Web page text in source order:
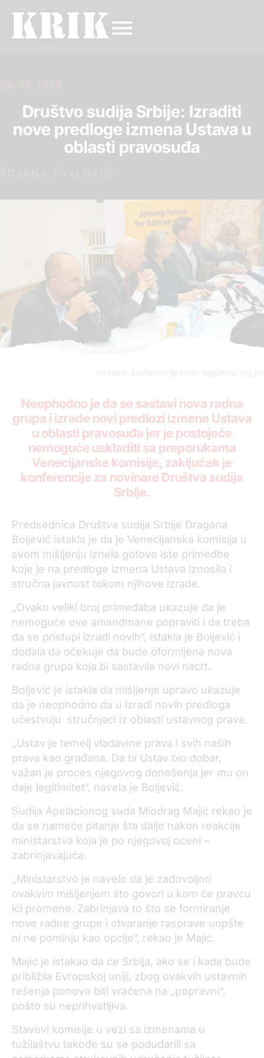
28.06.2018.
Društvo sudija Srbije: Izraditi
nove predloge izmena Ustava u
oblasti pravosuđa
Učesnici konferencije (foto: bgcentar.org.rs)
Neophodno je da se sastavi nova radna
grupa i izrade novi predlozi izmena Ustava
u oblasti pravosuđa jer je postojeće
nemoguće uskladiti sa preporukama
Venecijanske komisije, zaključak je
konferencije za novinare Društva sudija
Srbije.
Predsednica Društva sudija Srbije Dragana
Boljević istakla je da je Venecijanska komisija u
svom mišljenju iznela gotovo iste primedbe
koje je na predloge izmena Ustava iznosila i
stručna javnost tokom njihove izrade.
„Ovako veliki broj primedaba ukazuje da je
nemoguće ove amandmane popraviti i da treba
da se pristupi izradi novih“, istakla je Boljević i
dodala da očekuje da bude oformljena nova
radna grupa koja bi sastavila novi nacrt.
Boljević je istakla da mišljenje upravo ukazuje
da je neophodno da u izradi novih predloga
učestvuju stručnjaci iz oblasti ustavnog prava.
„Ustav je temelj vladavine prava i svih naših
prava kao građana. Da bi Ustav bio dobar,
važan je proces njegovog donošenja jer mu on
daje legitimitet“, navela je Boljević.
Sudija Apelacionog suda Miodrag Majić rekao je
da se nameće pitanje šta dalje nakon reakcije
ministarstva koja je po njegovoj oceni –
zabrinjavajuća.
„Ministarstvo je navelo da je zadovoljno
ovakvim mišljenjem što govori u kom će pravcu
ići promene. Zabrinjava to što se formiranje
nove radne grupe i otvaranje rasprave uopšte
ni ne pominju kao opcije“, rekao je Majić.
Majić je istakao da će Srbija, ako se i kada bude
približila Evropskoj uniji, zbog ovakvih ustavnih
rešenja ponovo biti vraćena na „popravni“,
pošto su neprihvatljiva.
Stavovi komisije u vezi sa izmenama u
tužilaštvu takođe su se podudarili sa